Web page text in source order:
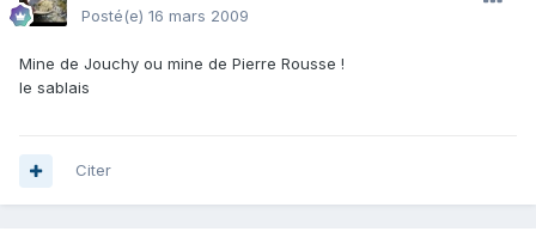
Posté(e) 16 mars 2009
Mine de Jouchy ou mine de Pierre Rousse !
le sablais
Citer